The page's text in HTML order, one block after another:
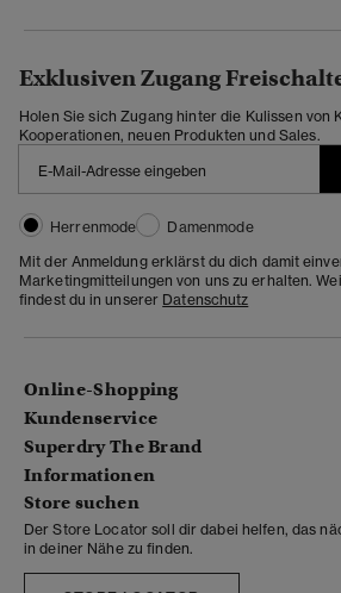
Exklusiven Zugang
Holen Sie sich Zugang hinter die Kulissen von
Kooperationen, neuen Produkten und Sales.
Herrenmode
Damenmode
Mit der Anmeldung erklärst du dich damit
Marketingmitteilungen von uns zu erhalten.
findest du in unserer Datenschutz
Online-Shopping
Kundenservice
Superdry The Brand
Informationen
Store suchen
Der Store Locator soll dir dabei helfen, das
in deiner Nähe zu finden.